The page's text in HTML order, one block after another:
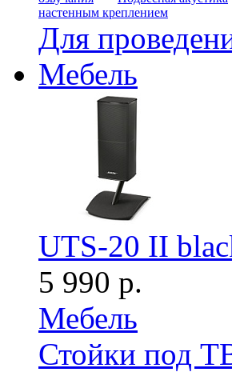
настенным креплением
Для
Мебель
UTS-20 II
5 990 р.
Мебель
Стойки под